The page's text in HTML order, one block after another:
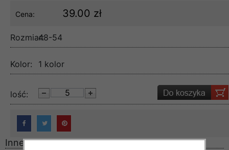
Cena: 39.00 zł
Rozmiar:48-54
Kolor: 1 kolor
lość:
Inne produkty